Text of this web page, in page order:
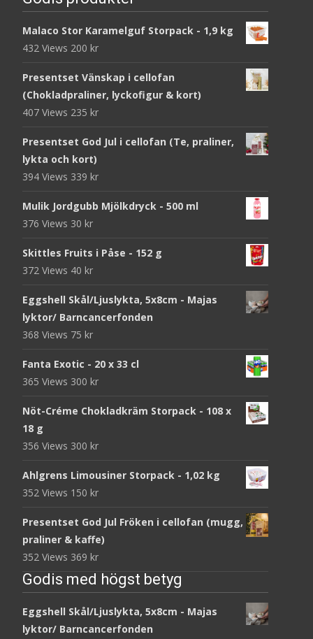
Malaco Stor Karamelguf Storpack - 1,9 kg
432 Views 200 kr
Presentset Vänskap i cellofan
(Chokladpraliner, lyckofigur & kort)
407 Views 235 kr
Presentset God Jul i cellofan (Te, praliner,
lykta och kort)
394 Views 339 kr
Mulik Jordgubb Mjölkdryck - 500 ml
376 Views 30 kr
Skittles Fruits i Påse - 152 g
372 Views 40 kr
Eggshell Skål/Ljuslykta, 5x8cm - Majas
lyktor/ Barncancerfonden
368 Views 75 kr
Fanta Exotic - 20 x 33 cl
365 Views 300 kr
Nöt-Créme Chokladkräm Storpack - 108 x
18 g
356 Views 300 kr
Ahlgrens Limousiner Storpack - 1,02 kg
352 Views 150 kr
Presentset God Jul Fröken i cellofan (mugg,
praliner & kaffe)
352 Views 369 kr
Godis med högst betyg
Eggshell Skål/Ljuslykta, 5x8cm - Majas
lyktor/ Barncancerfonden